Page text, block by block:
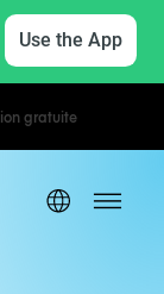
Use the App